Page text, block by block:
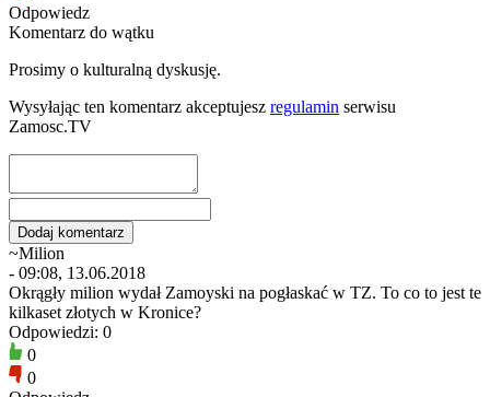
Odpowiedz
Komentarz do wątku
Prosimy o kulturalną dyskusję.
Wysyłając ten komentarz akceptujesz regulamin serwisu
Zamosc.TV
~Milion
- 09:08, 13.06.2018
Okrągły milion wydał Zamoyski na pogłaskać w TZ. To co to jest te
kilkaset złotych w Kronice?
Odpowiedzi: 0
0
0